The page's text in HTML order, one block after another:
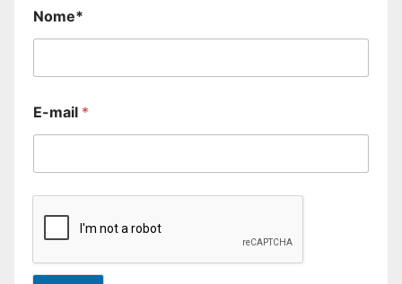
Nome*
E-mail *